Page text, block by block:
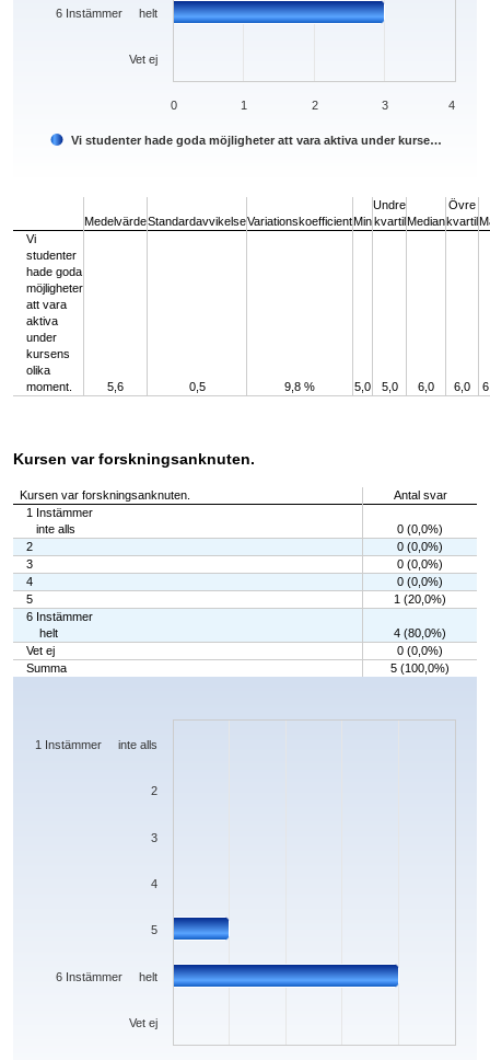
Vi studenter hade goda möjligheter att vara aktiva under kurse…
Vet ej
6 Instämmer helt
0 1 2 3 4
MedelvärdeStandardavvikelseVariationskoefficientMin
Undre
kvartil Median
Övre
kvartil
Vi
studenter
hade goda
möjligheter
att vara
aktiva
under
kursens
olika
moment.
5,6 0,5 9,8 % 5,0 5,0 6,0 6,0
Kursen var forskningsanknuten.
Kursen var forskningsanknuten.
Antal svar
1 Instämmer
inte alls
0 (0,0%)
2
0 (0,0%)
3
0 (0,0%)
4
0 (0,0%)
5
1 (20,0%)
6 Instämmer
helt
4 (80,0%)
Vet ej
0 (0,0%)
Summa
5 (100,0%)
Chart
The chart has 1 X axis displaying categories.
Vet ej
6 Instämmer helt
5
4
3
2
1 Instämmer inte alls